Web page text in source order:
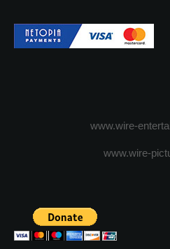
www.wire-
www.wire-